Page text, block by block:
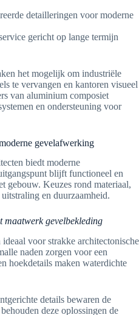
detailleringen voor moderne
gericht op lange termijn
het mogelijk om industriële
te vervangen en kantoren visueel
van aluminium composiet
en ondersteuning voor
gevelafwerking
biedt moderne
blijft functioneel en
gebouw. Keuzes rond materiaal,
en duurzaamheid.
maatwerk gevelbekleding
voor strakke architectonische
naden zorgen voor een
hoekdetails maken waterdichte
details bewaren de
deze oplossingen de